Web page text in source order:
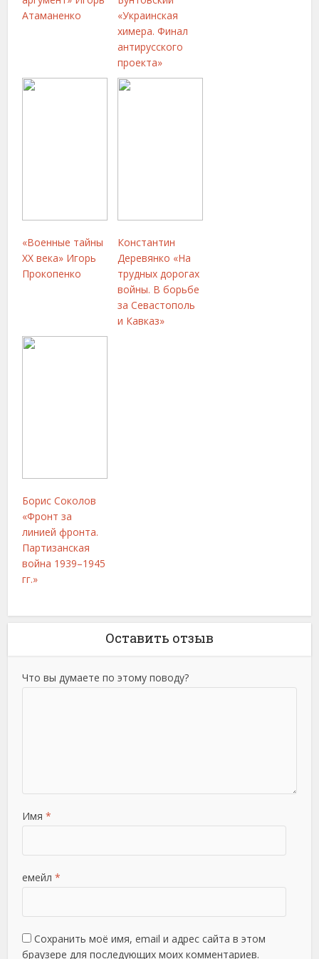
Атаманенко
«Украинская
химера. Финал
антирусского
проекта»
«Военные тайны
ХХ века» Игорь
Прокопенко
Константин
Деревянко «На
трудных дорогах
войны. В борьбе
за Севастополь
и Кавказ»
Борис Соколов
«Фронт за
линией фронта.
Партизанская
война 1939–1945
гг.»
Оставить отзыв
Что вы думаете по этому поводу?
Имя *
емейл *
Сохранить моё имя, email и адрес сайта в этом
браузере для последующих моих комментариев.